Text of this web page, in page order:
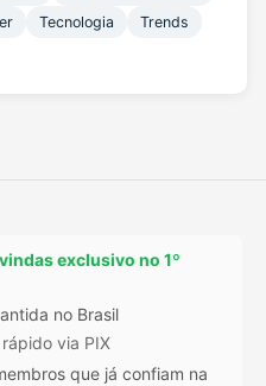
Tecnologia
Trends
exclusivo no 1º
no Brasil
via PIX
que já confiam na